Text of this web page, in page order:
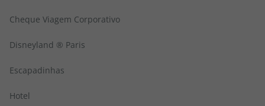
Cheque Viagem Corporativo
Disneyland ® Paris
Escapadinhas
Hotel